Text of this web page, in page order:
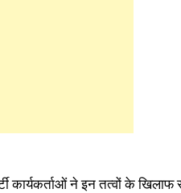
कार्यकर्ताओं ने इन तत्वों के खिलाफ